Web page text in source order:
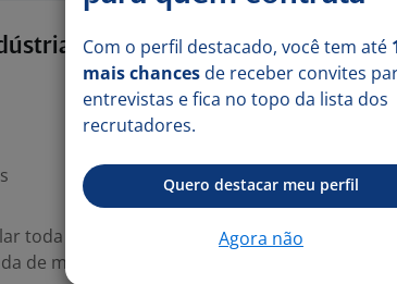
De
6 jul
toda a
de matéria-
Técnicos:
ecimento;
Project -
N Six Sigma -
Gestão Ágil -
Número de
Tipo de contrato
Área Profissional:
Com o perfil destacado, você tem até
mais chances de receber convites
entrevistas e fica no topo da lista dos
recrutadores.
Quero destacar meu perfil
Agora não